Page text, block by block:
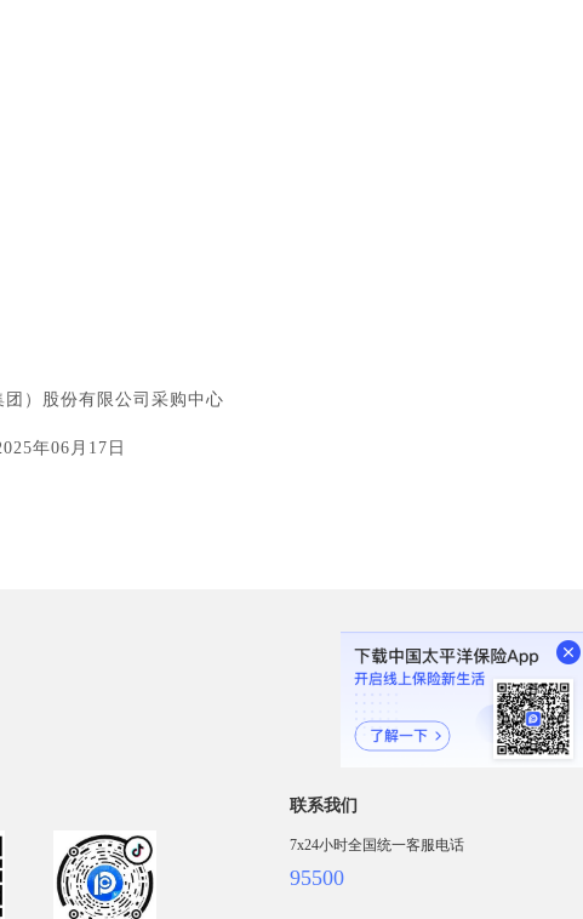
司采购中心
日
联系我们
7x24小时全国统一客服电话
95500